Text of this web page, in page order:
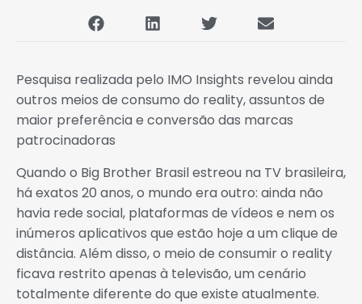
Pesquisa realizada pelo IMO Insights revelou ainda
outros meios de consumo do reality, assuntos de
maior preferência e conversão das marcas
patrocinadoras
Quando o Big Brother Brasil estreou na TV brasileira,
há exatos 20 anos, o mundo era outro: ainda não
havia rede social, plataformas de vídeos e nem os
inúmeros aplicativos que estão hoje a um clique de
distância. Além disso, o meio de consumir o reality
ficava restrito apenas à televisão, um cenário
totalmente diferente do que existe atualmente.